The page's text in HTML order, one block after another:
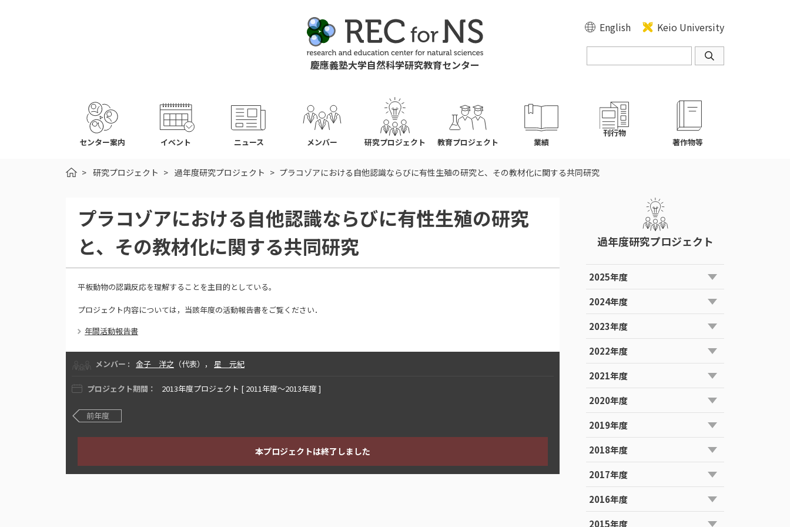
慶應義塾大学自然科学研究教育センター
English Keio University
センター案内 イベント ニュース メンバー 研究プロジェクト 教育プロジェクト 業績
刊行物
著作物等
HOME研究プロジェクト 過年度研究プロジェクト プラコゾアにおける自他認識ならびに有性生殖の研究と、その教材化に関する共同研究
プラコゾアにおける自他認識ならびに有性生殖の研究
と、その教材化に関する共同研究
平板動物の認識反応を理解することを主目的としている。
プロジェクト内容については，当該年度の活動報告書をご覧ください．
年間活動報告書
メンバー : 金子 洋之 （代表）， 星 元紀
プロジェクト期間： 2013年度プロジェクト [ 2011年度〜2013年度 ]
前年度
本プロジェクトは終了しました
過年度研究プロジェクト
2025年度
2024年度
2023年度
2022年度
2021年度
2020年度
2019年度
2018年度
2017年度
2016年度
2015年度